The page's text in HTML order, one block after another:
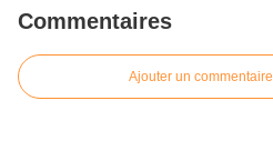
Commentaires
Ajouter un commentaire